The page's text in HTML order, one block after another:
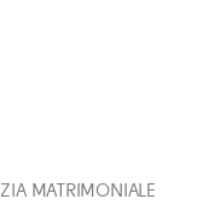
MATRIMONIALE